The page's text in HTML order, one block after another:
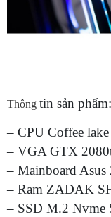
Thông tin sản phẩm:
– CPU Coffee
– VGA GTX
– Mainboard
– Ram ZADAK
– SSD M.2 Nvme